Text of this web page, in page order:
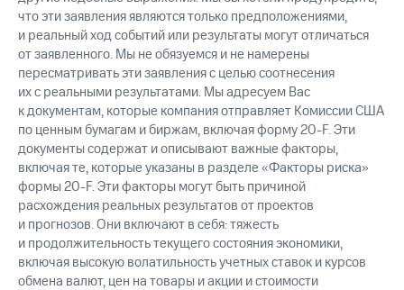
что эти заявления являются только предположениями,
и реальный ход событий или результаты могут отличаться
от заявленного. Мы не обязуемся и не намерены
пересматривать эти заявления с целью соотнесения
их с реальными результатами. Мы адресуем Вас
к документам, которые компания отправляет Комиссии США
по ценным бумагам и биржам, включая форму 20-F. Эти
документы содержат и описывают важные факторы,
включая те, которые указаны в разделе «Факторы риска»
формы 20-F. Эти факторы могут быть причиной
расхождения реальных результатов от проектов
и прогнозов. Они включают в себя: тяжесть
и продолжительность текущего состояния экономики,
включая высокую волатильность учетных ставок и курсов
обмена валют, цен на товары и акции и стоимости